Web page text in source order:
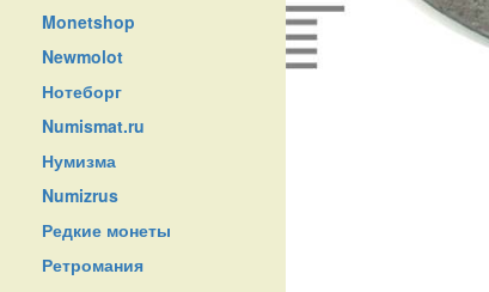
Monetshop
Newmolot
Нотеборг
Numismat.ru
Нумизма
Numizrus
Редкие монеты
Ретромания